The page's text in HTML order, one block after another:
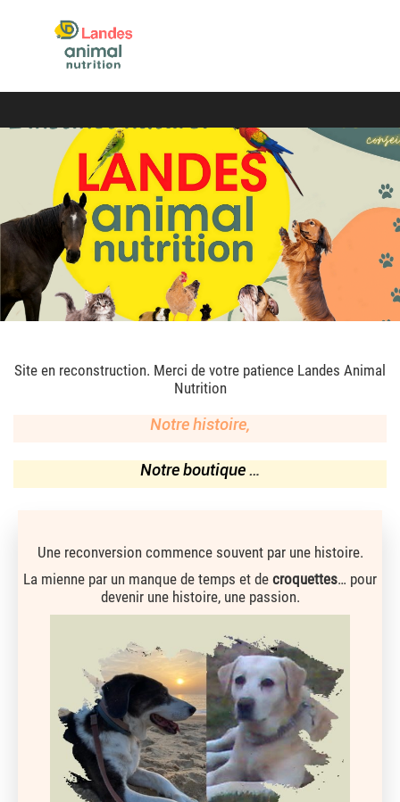
Site en reconstruction. Merci de votre patience Landes Animal
Nutrition
Notre histoire,
Notre boutique …
Une reconversion commence souvent par une histoire.
La mienne par un manque de temps et de croquettes… pour
devenir une histoire, une passion.